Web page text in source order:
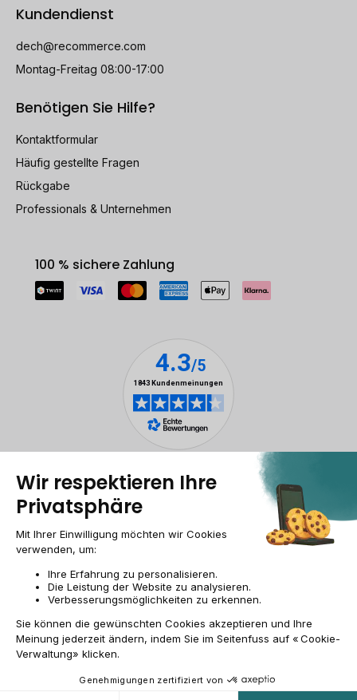
Kundendienst
dech@recommerce.com
Montag-Freitag 08:00-17:00
Benötigen Sie Hilfe?
Kontaktformular
Häufig gestellte Fragen
Rückgabe
Professionals & Unternehmen
100 % sichere Zahlung
Rechtliche Hinweise
Cookie-Verwaltung
Allgemeine Geschäftsbedingungen
Personenbezogener daten
Webseite der Recommerce Group
CH-DE | CHF
© 2009-2026 RECOMMERCE - Alle Rechte vorbehalten.